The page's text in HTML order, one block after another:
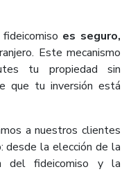
es seguro,
Este mecanismo
tu propiedad sin
que tu inversión está
a nuestros clientes
desde la elección de la
del fideicomiso y la